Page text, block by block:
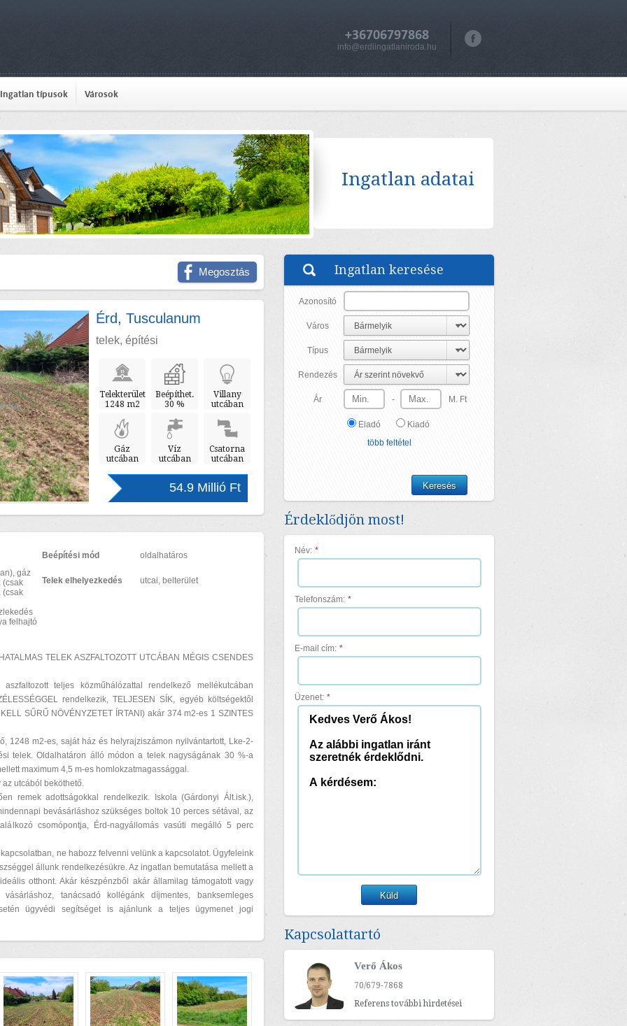
+36706797868
info@erdiingatlaniroda.hu
Ingatlan típusok Városok
Ingatlan adatai
Megosztás
Érd, Tusculanum
telek, építési
Telekterület
1248 m2
Beépíthet.
30 %
Villany
utcában
Gáz
utcában
Víz
utcában
Csatorna
utcában
54.9 Millió Ft
gáz
(csak
(csak
felhajtó
Beépítési mód oldalhatáros
Telek elhelyezkedés utcai, belterület
TELEK ASZFALTOZOTT UTCÁBAN MÉGIS CSENDES
teljes közműhálózattal rendelkező mellékutcában
rendelkezik, TELJESEN SÍK, egyéb költségektől
SŰRŰ NÖVÉNYZETET ÍRTANI) akár 374 m2-es 1 SZINTES
1248 m2-es, saját ház és helyrajziszámon nyilvántartott, Lke-2-
telek. Oldalhatáron álló módon a telek nagyságának 30 %-a
maximum 4,5 m-es homlokzatmagassággal.
az utcából beköthető.
remek adottságokkal rendelkezik. Iskola (Gárdonyi Ált.isk.),
bevásárláshoz szükséges boltok 10 perces sétával, az
csomópontja, Érd-nagyállomás vasúti megálló 5 perc
ne habozz felvenni velünk a kapcsolatot. Ügyfeleink
állunk rendelkezésükre. Az ingatlan bemutatása mellett a
otthont. Akár készpénzből akár államilag támogatott vagy
tanácsadó kollégánk díjmentes, banksemleges
ügyvédi segítséget is ajánlunk a teljes ügymenet jogi
Ingatlan keresése
Azonosító
Város
Típus
Rendezés
Ár - M. Ft
Eladó
Kiadó
több feltétel
Érdeklődjön most!
Név: *
Telefonszám: *
E-mail cím: *
Üzenet: *
Kapcsolattartó
Verő Ákos
70/679-7868
Referens további hirdetései